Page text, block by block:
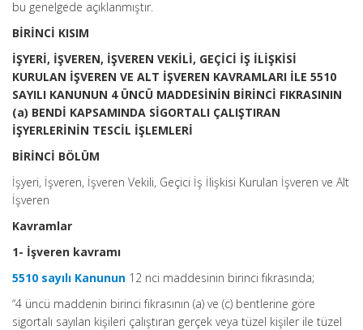
bu genelgede açıklanmıştır.
BİRİNCİ KISIM
İŞYERİ, İŞVEREN, İŞVEREN VEKİLİ, GEÇİCİ İŞ İLİŞKİSİ
KURULAN İŞVEREN VE ALT İŞVEREN KAVRAMLARI İLE 5510
SAYILI KANUNUN 4 ÜNCÜ MADDESİNİN BİRİNCİ FIKRASININ
(a) BENDİ KAPSAMINDA SİGORTALI ÇALIŞTIRAN
İŞYERLERİNİN TESCİL İŞLEMLERİ
BİRİNCİ BÖLÜM
İşyeri, İşveren, İşveren Vekili, Geçici İş İlişkisi Kurulan İşveren ve Alt
İşveren
Kavramlar
1- İşveren kavramı
5510 sayılı Kanunun 12 nci maddesinin birinci fıkrasında;
“4 üncü maddenin birinci fıkrasının (a) ve (c) bentlerine göre
sigortalı sayılan kişileri çalıştıran gerçek veya tüzel kişiler ile tüzel